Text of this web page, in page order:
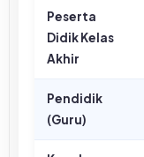
Peserta
Didik Kelas
Akhir
Pendidik
(Guru)